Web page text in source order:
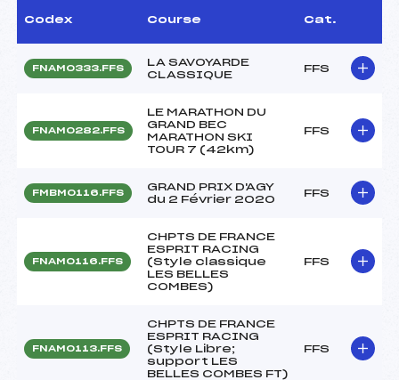
Codex Course Cat.
FNAM0333.FFS
LA SAVOYARDE
CLASSIQUE
FFS
FNAM0282.FFS
LE MARATHON DU
GRAND BEC
MARATHON SKI
TOUR 7 (42km)
FFS
FMBM0116.FFS
GRAND PRIX D'AGY
du 2 Février 2020
FFS
FNAM0116.FFS
CHPTS DE FRANCE
ESPRIT RACING
(Style classique
LES BELLES
COMBES)
FFS
FNAM0113.FFS
CHPTS DE FRANCE
ESPRIT RACING
(Style Libre;
support LES
BELLES COMBES FT)
FFS